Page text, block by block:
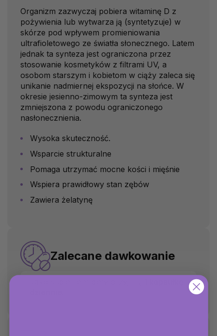
Organizm zazwyczaj pobiera witaminę D z
pożywienia lub wytwarza ją (syntetyzuje) w
skórze pod wpływem promieniowania
ultrafioletowego ze światła słonecznego. Latem
jednak ta synteza jest ograniczona przez
stosowanie kosmetyków z filtrami UV, a
osobom starszym i kobietom w ciąży zaleca się
unikanie nadmiernej ekspozycji na słońce. W
okresie jesienno-zimowym ta synteza jest
zmniejszona z powodu ograniczonego
nasłonecznienia.
Wysoka skuteczność.
Wsparcie strukturalne
Pomaga utrzymać mocne kości i mięśnie
Wspiera prawidłowy stan zębów
Zawiera żelatynę
Zalecane dawkowanie